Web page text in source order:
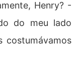
Henry? -
do meu lado
costumávamos